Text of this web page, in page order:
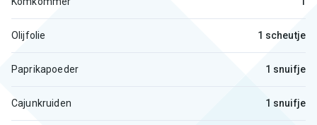
Olijfolie 1 scheutje
Paprikapoeder 1 snuifje
Cajunkruiden 1 snuifje